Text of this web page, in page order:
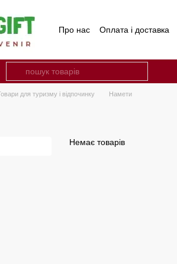
Про нас Оплата і доставка
для туризму і відпочинку Намети
Немає товарів